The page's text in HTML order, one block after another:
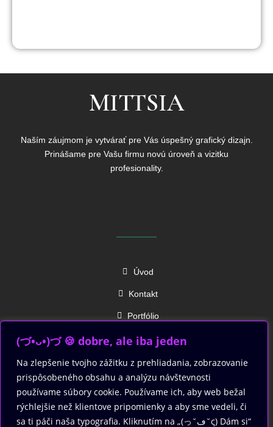
(づ•ᴗ•)づ 🍪 dobre, ale iba jeden
Na zlepšenie tvojho zážitku z prehliadania, zobrazovanie
prispôsobeného obsahu a analýzu návštevnosti
používame súbory cookie. Používame ich, aby web bežal
rýchlejšie než klientove pripomienky a aby sme vedeli, či
sa ti páči naša typografia. Kliknutím na „(っ˘ڡ˘ς) Dám si“
MITTSIA
Naším záujmom je vytvárať pre Vás úspešný grafický dizajn.
Prinášame pre Vašu firmu novú úroveň a vizitku
profesionality.
Úvod
Kontakt
Portfólio
SLEDUJTE NÁS